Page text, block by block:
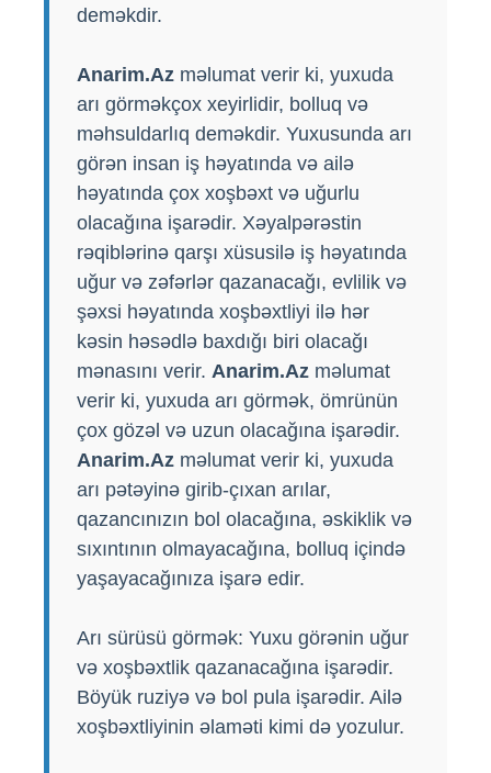
deməkdir.
Anarim.Az məlumat verir ki, yuxuda
arı görməkçox xeyirlidir, bolluq və
məhsuldarlıq deməkdir. Yuxusunda arı
görən insan iş həyatında və ailə
həyatında çox xoşbəxt və uğurlu
olacağına işarədir. Xəyalpərəstin
rəqiblərinə qarşı xüsusilə iş həyatında
uğur və zəfərlər qazanacağı, evlilik və
şəxsi həyatında xoşbəxtliyi ilə hər
kəsin həsədlə baxdığı biri olacağı
mənasını verir. Anarim.Az məlumat
verir ki, yuxuda arı görmək, ömrünün
çox gözəl və uzun olacağına işarədir.
Anarim.Az məlumat verir ki, yuxuda
arı pətəyinə girib-çıxan arılar,
qazancınızın bol olacağına, əskiklik və
sıxıntının olmayacağına, bolluq içində
yaşayacağınıza işarə edir.
Arı sürüsü görmək: Yuxu görənin uğur
və xoşbəxtlik qazanacağına işarədir.
Böyük ruziyə və bol pula işarədir. Ailə
xoşbəxtliyinin əlaməti kimi də yozulur.